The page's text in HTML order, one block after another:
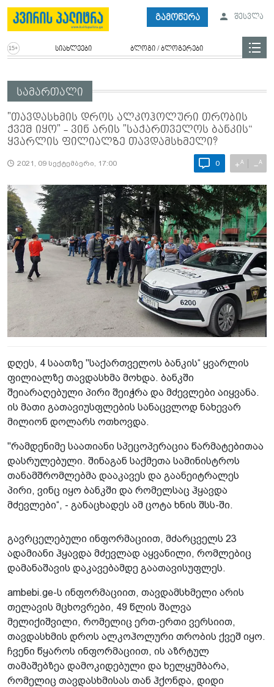
გამოწერა შესვლა
სიახლეები ბლოგი / ბლოგერები
სამართალი
"თავ­დას­ხმის დროს ალ­კოჰო­ლუ­რი თრო­ბის
ქვეშ იყო" - ვინ არის "საქართველოს ბანკის“
ყვარლის ფილიალზე თავდამსხმელი?
2021, 09 სექტემბერი, 17:00 0 +A −A
დღეს, 4 საათზე "საქართველოს ბანკის“ ყვარლის
ფილიალზე თავდასხმა მოხდა. ბანკში
შეიარაღებული პირი შეიჭრა და მძევლები აიყვანა.
ის მათი გათავიუსფლების სანაცვლოდ ნახევარ
მილიონ დოლარს ოთხოვდა.
"რამდენიმე საათიანი სპეცოპერაცია წარმატებითაა
დასრულებული. შინაგან საქმეთა სამინისტროს
თანამშრომლებმა დააკავეს და გაანეიტრალეს
პირი, ვინც იყო ბანკში და რომელსაც ჰყავდა
მძევლები“, - განაცხადეს ამ ცოტა ხნის შსს-ში.
გავრცელებული ინფორმაციით, მძარცველს 23
ადამიანი ჰყავდა მძევლად აყვანილი, რომლებიც
დამანაშავის დაკავებამდე გაათავისუფლეს.
ambebi.ge-ს ინფორმაციით, თავდამსხმელი არის
თელავის მცხოვრები, 49 წლის შალვა
მელიქიშვილი, რომელიც ერთ-ერთი ვერსიით,
თავდასხმის დროს ალკოჰოლური თრობის ქვეშ იყო.
ჩვენი წყაროს ინფორმაციით, ის აზრტულ
თამაშებზეა დამოკიდებული და ხელყუმბარა,
რომელიც თავდასხმისას თან ჰქონდა, დიდი